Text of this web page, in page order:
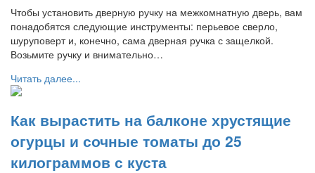
Чтобы установить дверную ручку на межкомнатную дверь, вам
понадобятся следующие инструменты: перьевое сверло,
шуруповерт и, конечно, сама дверная ручка с защелкой.
Возьмите ручку и внимательно…
Читать далее...
Как вырастить на балконе хрустящие
огурцы и сочные томаты до 25
килограммов с куста